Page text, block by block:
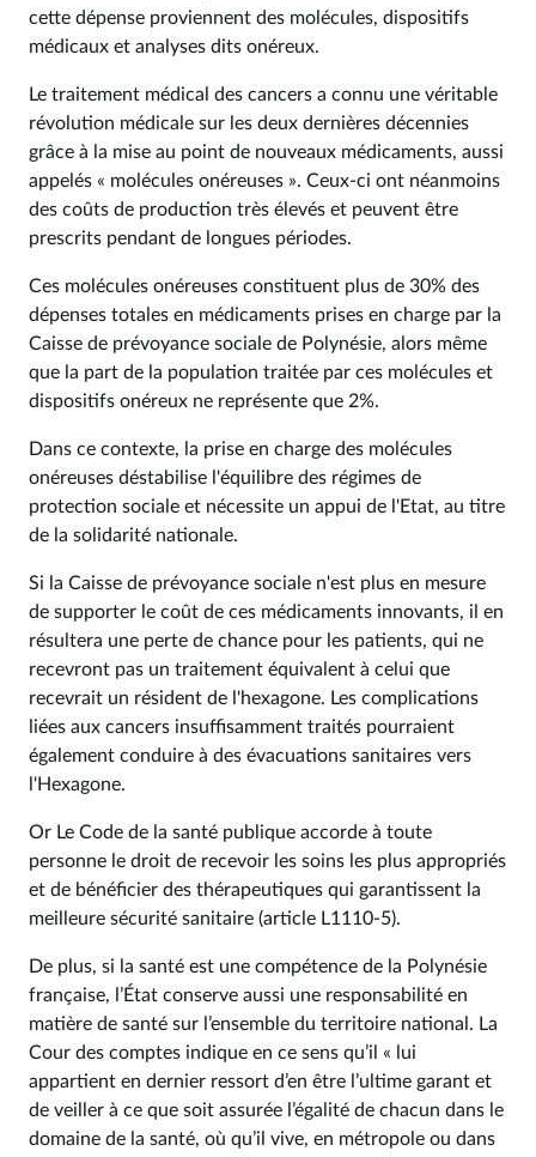
cette dépense proviennent des molécules, dispositifs
médicaux et analyses dits onéreux.
Le traitement médical des cancers a connu une véritable
révolution médicale sur les deux dernières décennies
grâce à la mise au point de nouveaux médicaments, aussi
appelés « molécules onéreuses ». Ceux-ci ont néanmoins
des coûts de production très élevés et peuvent être
prescrits pendant de longues périodes.
Ces molécules onéreuses constituent plus de 30% des
dépenses totales en médicaments prises en charge par la
Caisse de prévoyance sociale de Polynésie, alors même
que la part de la population traitée par ces molécules et
dispositifs onéreux ne représente que 2%.
Dans ce contexte, la prise en charge des molécules
onéreuses déstabilise l'équilibre des régimes de
protection sociale et nécessite un appui de l'Etat, au titre
de la solidarité nationale.
Si la Caisse de prévoyance sociale n'est plus en mesure
de supporter le coût de ces médicaments innovants, il en
résultera une perte de chance pour les patients, qui ne
recevront pas un traitement équivalent à celui que
recevrait un résident de l'hexagone. Les complications
liées aux cancers insuffisamment traités pourraient
également conduire à des évacuations sanitaires vers
l'Hexagone.
Or Le Code de la santé publique accorde à toute
personne le droit de recevoir les soins les plus appropriés
et de bénéficier des thérapeutiques qui garantissent la
meilleure sécurité sanitaire (article L1110-5).
De plus, si la santé est une compétence de la Polynésie
française, l’État conserve aussi une responsabilité en
matière de santé sur l’ensemble du territoire national. La
Cour des comptes indique en ce sens qu’il « lui
appartient en dernier ressort d’en être l’ultime garant et
de veiller à ce que soit assurée l’égalité de chacun dans le
domaine de la santé, où qu’il vive, en métropole ou dans